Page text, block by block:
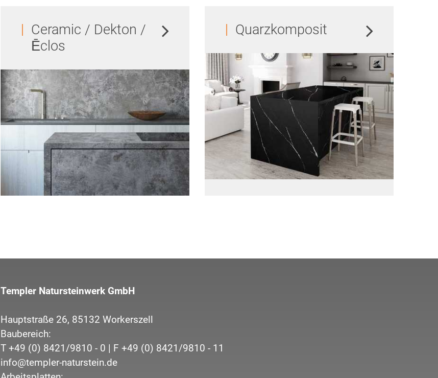
Ceramic / Dekton /
Ēclos
Quarzkomposit
Templer Natursteinwerk GmbH
Hauptstraße 26, 85132 Workerszell
Baubereich:
T +49 (0) 8421/9810 - 0 | F +49 (0) 8421/9810 - 11
info@templer-naturstein.de